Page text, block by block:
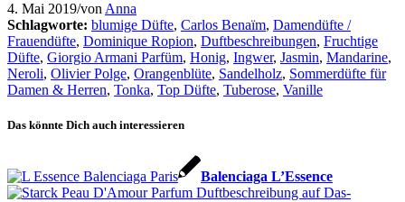
4. Mai 2019/von Anna
Schlagworte: blumige Düfte, Carlos Benaïm, Damendüfte /
Frauendüfte, Dominique Ropion, Duftbeschreibungen, Fruchtige
Düfte, Giorgio Armani Parfüm, Honig, Ingwer, Jasmin, Mandarine,
Neroli, Olivier Polge, Orangenblüte, Sandelholz, Sommerdüfte für
Damen & Herren, Tonka, Top Düfte, Tuberose, Vanille
Das könnte Dich auch interessieren
Balenciaga L’Essence